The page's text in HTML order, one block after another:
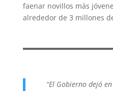
faenar novillos más
alrededor de 3 millones
“El Gobierno dejó